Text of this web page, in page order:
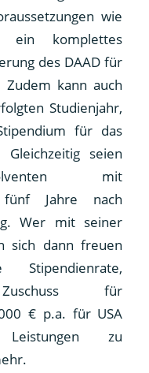
wie
komplettes
des DAAD für
kann auch
Studienjahr,
für das
seien
mit
Jahre nach
Wer mit seiner
sich dann freuen
Zuschuss für
€ p.a. für USA
Leistungen zu